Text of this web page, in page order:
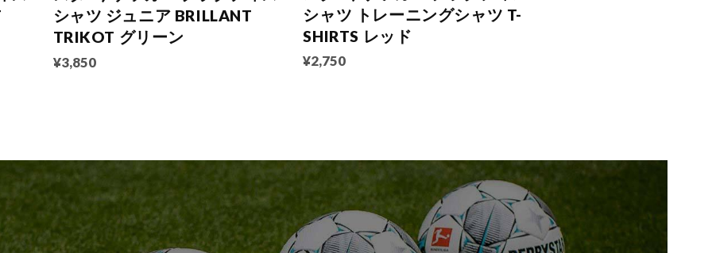
シャツ ジュニア BRILLANT
TRIKOT グリーン
¥3,850
シャツ トレーニングシャツ T-
SHIRTS レッド
¥2,750